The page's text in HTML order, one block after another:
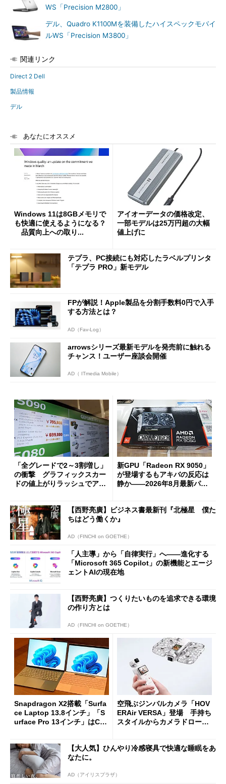
WS「Precision M2800」
デル、Quadro K1100Mを装備したハイスペックモバイ
ルWS「Precision M3800」
関連リンク
Direct 2 Dell
製品情報
デル
あなたにオススメ
Windows 11は8GBメモリで
も快適に使えるようになる？
品質向上への取り...
アイオーデータの価格改定、
一部モデルは25万円超の大幅
値上げに
テプラ、PC接続にも対応したラベルプリンタ
「テプラ PRO」新モデル
FPが解説！Apple製品を分割手数料0円で入手
する方法とは？
AD（Fav-Log）
arrowsシリーズ最新モデルを発売前に触れる
チャンス！ユーザー座談会開催
AD（ ITmedia Mobile）
「全グレードで2～3割増し」
の衝撃 グラフィックスカー
ドの値上がりラッシュでアキ
新GPU「Radeon RX 9050」
が登場するもアキバの反応は
静か――2026年8月最新パー
【西野亮廣】ビジネス書最新刊『北極星 僕た
ちはどう働くか』
AD（FINCHI on GOETHE）
「人主導」から「自律実行」へ――進化する
「Microsoft 365 Copilot」の新機能とエージ
ェントAIの現在地
【西野亮廣】つくりたいものを追求できる環境
の作り方とは
AD（FINCHI on GOETHE）
Snapdragon X2搭載「Surfa
ce Laptop 13.8インチ」「S
urface Pro 13インチ」はCop
た
空飛ぶジンバルカメラ「HOV
ERAir VERSA」登場 手持ち
スタイルからカメラドローン
【大人気】ひんやり冷感寝具で快適な睡眠をあ
なたに。
AD（アイリスプラザ）